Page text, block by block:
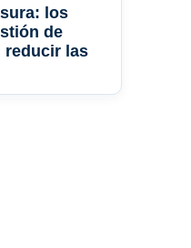
los
de
reducir las